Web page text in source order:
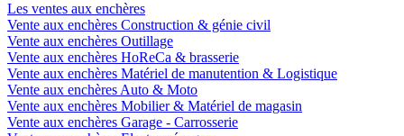
Les ventes aux enchères
Vente aux enchères Construction & génie civil
Vente aux enchères Outillage
Vente aux enchères HoReCa & brasserie
Vente aux enchères Matériel de manutention & Logistique
Vente aux enchères Auto & Moto
Vente aux enchères Mobilier & Matériel de magasin
Vente aux enchères Garage - Carrosserie